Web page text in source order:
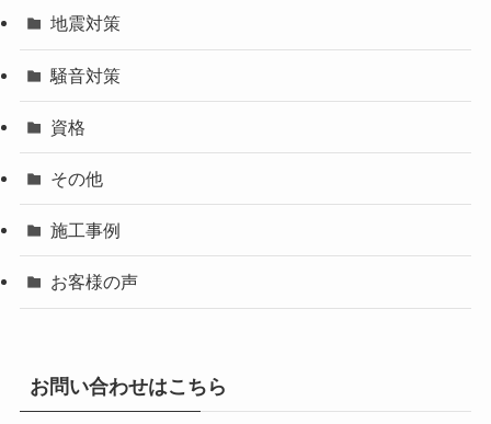
地震対策
騒音対策
資格
その他
施工事例
お客様の声
お問い合わせはこちら